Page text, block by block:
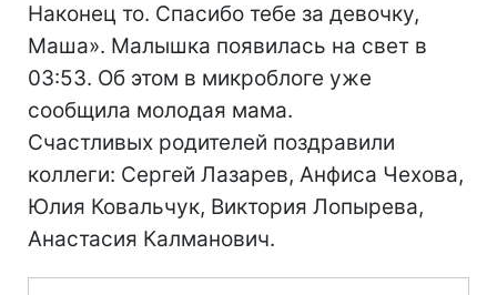
Наконец то. Спасибо тебе за девочку,
Маша». Малышка появилась на свет в
03:53. Об этом в микроблоге уже
сообщила молодая мама.
Счастливых родителей поздравили
коллеги: Сергей Лазарев, Анфиса Чехова,
Юлия Ковальчук, Виктория Лопырева,
Анастасия Калманович.